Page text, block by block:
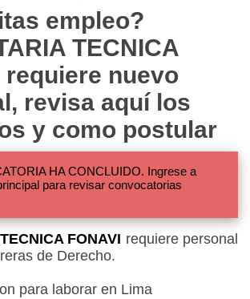
empleo?
TECNICA
requiere nuevo
revisa aquí los
y como postular
HA CONCLUIDO. Ingrese a
para revisar convocatorias
FONAVI requiere personal
de Derecho.
para laborar en Lima